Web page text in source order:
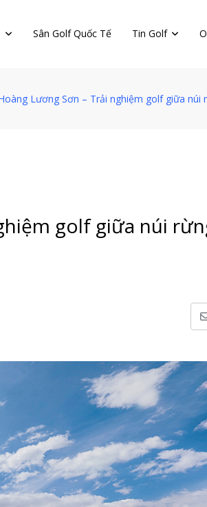
Sân Golf Quốc Tế Tin Golf
Lương Sơn – Trải nghiệm golf giữa núi
golf giữa núi